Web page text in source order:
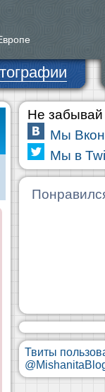
Не забывай
Мы
Мы в
Твиты